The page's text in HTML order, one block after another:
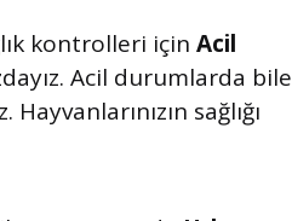
kontrolleri için Acil
Acil durumlarda bile
sağlığı